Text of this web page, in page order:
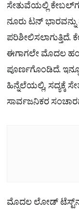
ಸೇತುವೆಯಲ್ಲಿ
ನೂರು ಟನ್​
ಪರಿಶೀಲಿಸಲಾಗುತ್ತಿದೆ.
ಈಗಾಗಲೇ ಮೊದಲ
ಪೂರ್ಣಗೊಂಡಿದೆ.
ಹಿನ್ನೆಲೆಯಲ್ಲಿ, ಸದ್ಯಕ್ಕೆ
ಸಾರ್ವಜನಿಕರ
ಮೊದಲ ಲೋಡ್​ ಟೆಸ್ಟ್​ನ